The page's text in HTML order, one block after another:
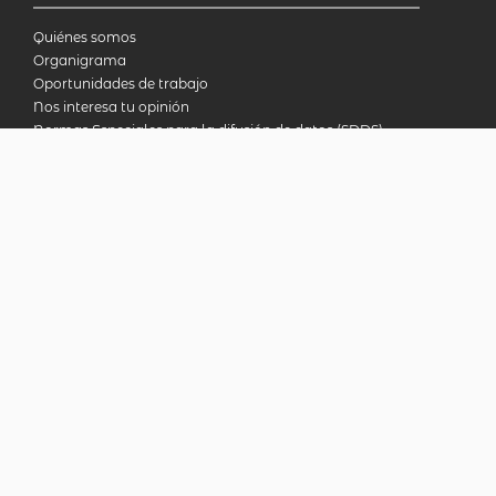
Quiénes somos
Organigrama
Oportunidades de trabajo
Nos interesa tu opinión
Normas Especiales para la difusión de datos (SDDS)